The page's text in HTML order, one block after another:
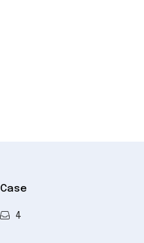
Case
4